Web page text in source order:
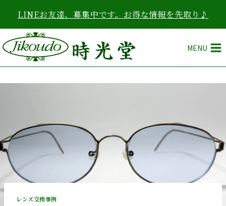
を
ス
キ
ッ
プ
LINEお友達、募集中です。お得な情報を先取り♪
MENU
レンズ交換事例